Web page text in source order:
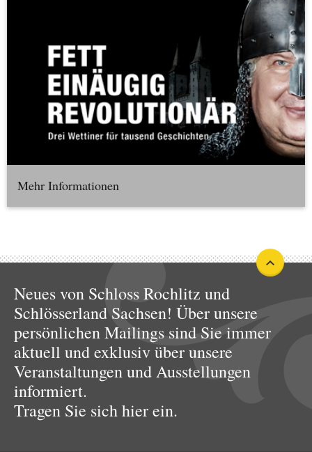
Mehr Informationen
Neues von Schloss Rochlitz und
Schlösserland Sachsen! Über unsere
persönlichen Mailings sind Sie immer
aktuell und exklusiv über unsere
Veranstaltungen und Ausstellungen
informiert.
Tragen Sie sich hier ein.